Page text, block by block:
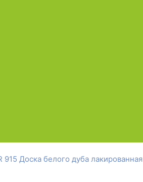
Доска белого дуба лакированная